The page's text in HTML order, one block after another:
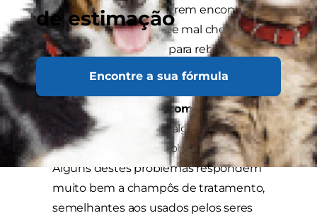
de estimação
Encontre a sua fórmula
especialmente se tiverem encontrado uma
valeta particularmente mal cheirosa ou
algo muito pegajoso para rebolar, o uso de
um champô pode ser indispensável.
Problemas de pele, como seborreia (pele
oleosa)Infelizmente, alguns cães são
afetados por vários problemas de pele.
Alguns destes problemas respondem
muito bem a champôs de tratamento,
semelhantes aos usados pelos seres